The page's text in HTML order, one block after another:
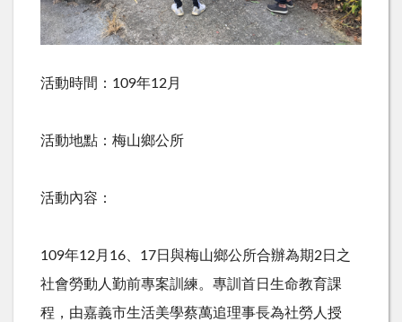
活動時間： 109年12 月
活動地點：梅山鄉公所
活動內容：
109年12 月 16 17日與梅山鄉公所合辦為期2 日之
社會勞動人勤前專案訓練。專訓首日生命教育課
程，由嘉義市生活美學蔡萬追理事長為社勞人授